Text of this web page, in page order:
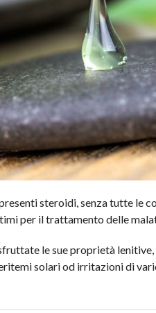
steroidi, senza tutte le
per il trattamento delle
le sue proprietà
solari od irritazioni di